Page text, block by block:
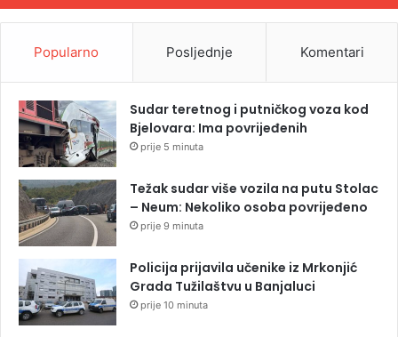
Popularno Posljednje Komentari
Sudar teretnog i putničkog voza kod
Bjelovara: Ima povrijeđenih
prije 5 minuta
Težak sudar više vozila na putu Stolac
– Neum: Nekoliko osoba povrijeđeno
prije 9 minuta
Policija prijavila učenike iz Mrkonjić
Grada Tužilaštvu u Banjaluci
prije 10 minuta